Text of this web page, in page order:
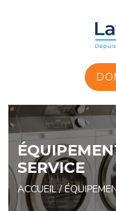
SERVICE
ACCUEIL/